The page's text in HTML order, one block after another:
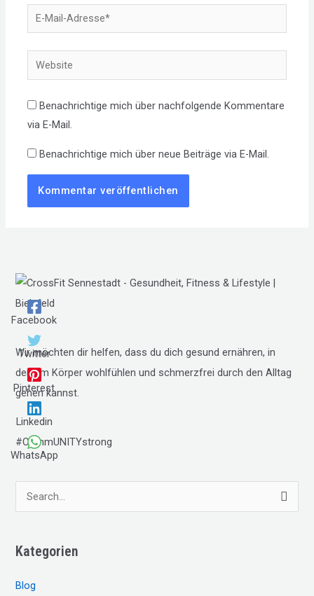
Facebook
Twitter
Pinterest
Linkedin
WhatsApp
E-
Mail-
Adresse*
Website
Benachrichtige mich über nachfolgende Kommentare
via E-Mail.
Benachrichtige mich über neue Beiträge via E-Mail.
Wir möchten dir helfen, dass du dich gesund ernähren, in
deinem Körper wohlfühlen und schmerzfrei durch den Alltag
gehen kannst.
#CommUNITYstrong
u
h
n
Kategorien
Blog